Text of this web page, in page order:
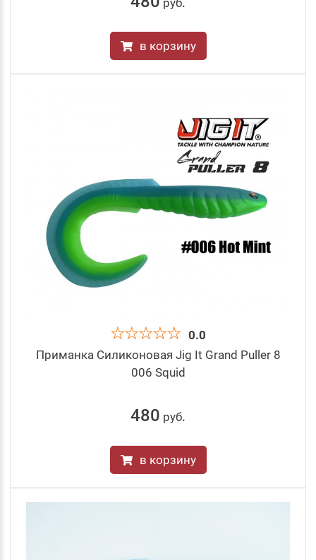
руб.
в корзину
0.0
Приманка Силиконовая Jig It Grand Puller 8
006 Squid
480 руб.
в корзину